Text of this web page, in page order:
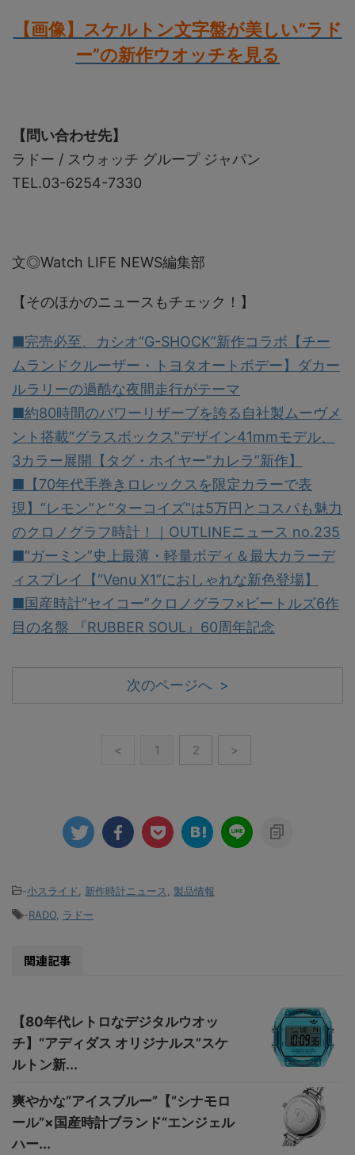
【画像】スケルトン文字盤が美しい”ラド
ー”の新作ウオッチを見る
【問い合わせ先】
ラドー / スウォッチ グループ ジャパン
TEL.03-6254-7330
文◎Watch LIFE NEWS編集部
【そのほかのニュースもチェック！】
■完売必至、カシオ“G-SHOCK”新作コラボ【チー
ムランドクルーザー・トヨタオートボデー】ダカー
ルラリーの過酷な夜間走行がテーマ
■約80時間のパワーリザーブを誇る自社製ムーヴメ
ント搭載“グラスボックス”デザイン41mmモデル、
3カラー展開【タグ・ホイヤー“カレラ”新作】
■【70年代手巻きロレックスを限定カラーで表
現】“レモン”と“ターコイズ”は5万円とコスパも魅力
のクロノグラフ時計！｜OUTLINEニュース no.235
■“ガーミン”史上最薄・軽量ボディ＆最大カラーデ
ィスプレイ【“Venu X1”におしゃれな新色登場】
■国産時計“セイコー”クロノグラフ×ビートルズ6作
目の名盤 『RUBBER SOUL』60周年記念
次のページへ >
< 1 2 >
-小スライド 新作時計ニュース
製品情報
-RADO ラドー
関連記事
【80年代レトロなデジタルウオッ
チ】“アディダス オリジナルス”スケ
ルトン新...
爽やかな“アイスブルー”【“シナモロ
ール”×国産時計ブランド“エンジェル
ハー...